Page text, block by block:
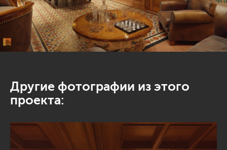
Другие фотографии из этого
проекта: